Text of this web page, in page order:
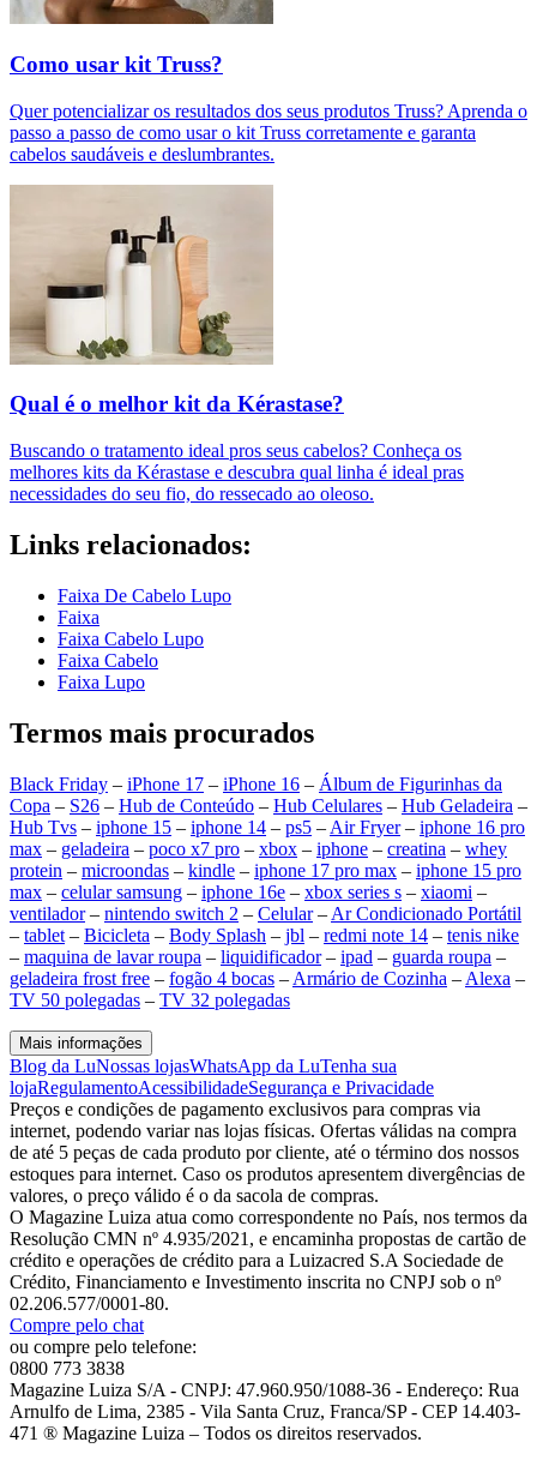
Como usar kit Truss?
Quer potencializar os resultados dos seus produtos Truss? Aprenda o
passo a passo de como usar o kit Truss corretamente e garanta
cabelos saudáveis e deslumbrantes.
Qual é o melhor kit da Kérastase?
Buscando o tratamento ideal pros seus cabelos? Conheça os
melhores kits da Kérastase e descubra qual linha é ideal pras
necessidades do seu fio, do ressecado ao oleoso.
Links relacionados:
Faixa De Cabelo Lupo
Faixa
Faixa Cabelo Lupo
Faixa Cabelo
Faixa Lupo
Termos mais procurados
Black Friday – iPhone 17 – iPhone 16 – Álbum de Figurinhas da
Copa – S26 – Hub de Conteúdo – Hub Celulares – Hub Geladeira –
Hub Tvs – iphone 15 – iphone 14 – ps5 – Air Fryer– iphone 16 pro
max – geladeira – poco x7 pro – xbox – iphone – creatina – whey
protein – microondas – kindle – iphone 17 pro max – iphone 15 pro
max – celular samsung – iphone 16e – xbox series s – xiaomi –
ventilador– nintendo switch 2 – Celular– Ar Condicionado Portátil
– tablet – Bicicleta – Body Splash – jbl – redmi note 14 – tenis nike
– maquina de lavar roupa – liquidificador– ipad – guarda roupa –
geladeira frost free – fogão 4 bocas – Armário de Cozinha – Alexa –
TV 50 polegadas – TV 32 polegadas
Mais informações
Blog da LuNossas lojasWhatsApp da LuTenha sua
lojaRegulamentoAcessibilidadeSegurança e Privacidade
Preços e condições de pagamento exclusivos para compras via
internet, podendo variar nas lojas físicas. Ofertas válidas na compra
de até 5 peças de cada produto por cliente, até o término dos nossos
estoques para internet. Caso os produtos apresentem divergências de
valores, o preço válido é o da sacola de compras.
O Magazine Luiza atua como correspondente no País, nos termos da
Resolução CMN nº 4.935/2021, e encaminha propostas de cartão de
crédito e operações de crédito para a Luizacred S.A Sociedade de
Crédito, Financiamento e Investimento inscrita no CNPJ sob o nº
02.206.577/0001-80.
Compre pelo chat
ou compre pelo telefone:
0800 773 3838
Magazine Luiza S/A - CNPJ: 47.960.950/1088-36 - Endereço: Rua
Arnulfo de Lima, 2385 - Vila Santa Cruz, Franca/SP - CEP 14.403-
471 ® Magazine Luiza – Todos os direitos reservados.